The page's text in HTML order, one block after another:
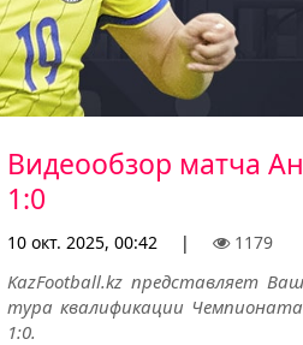
Видеообзор матча
1:0
10 окт. 2025, 00:42 | 1179
KazFootball.kz представляет
тура квалификации
1:0.